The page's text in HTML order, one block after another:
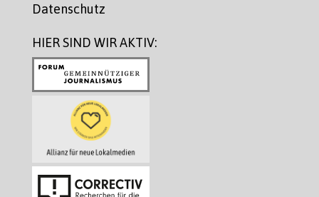
Datenschutz
HIER SIND WIR AKTIV: